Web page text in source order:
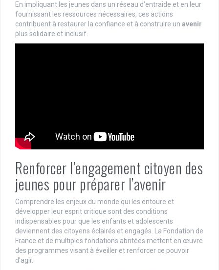
En impliquant les jeunes dans un réseau d’entraide et en leur
fournissant les ressources nécessaires, ces actions
contribuent à restaurer la confiance et à construire un avenir
plus solidaire et inclusif.
Renforcer l’engagement citoyen des
jeunes pour préparer l’avenir
Comprendre les enjeux du monde qui les entoure et
développer leur esprit critique sont des conditions
indispensables pour que les enfants et adolescents
deviennent des citoyens éclairés et engagés. La Fondation de
France et de multiples fondations abritées mettent en œuvre
des programmes visant à éveiller et renforcer ce pouvoir
d’agir.